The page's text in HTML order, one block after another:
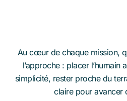
Au cœur de chaque mission,
l’approche : placer l’humain
simplicité, rester proche du
claire pour avancer